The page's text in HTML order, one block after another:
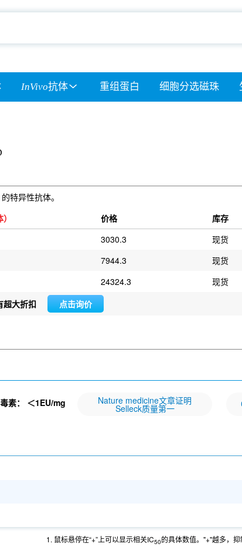
InVivo抗体 重组蛋白 细胞分选磁珠
特异性抗体。
价格 库存
3030.3
现货
7944.3
现货
24324.3
现货
超大折扣 点击询价
素： ＜1EU/mg Nature medicine文章证明
Selleck质量第一
1. 鼠标悬停在“+”上可以显示相关IC50的具体数值。"+"越多，抑